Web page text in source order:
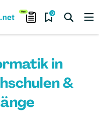
0
in
&